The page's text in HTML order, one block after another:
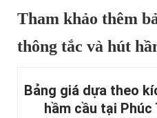
Tham khảo thêm
thông tắc và hút
Bảng giá dựa theo
hầm cầu tại Phúc